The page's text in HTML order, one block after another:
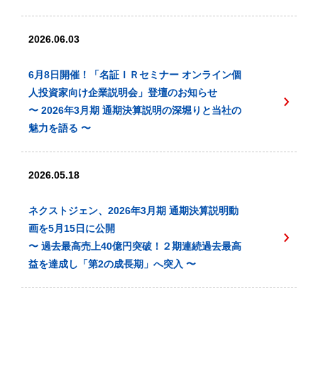
2026.06.03
6月8日開催！「名証ＩＲセミナー オンライン個
人投資家向け企業説明会」登壇のお知らせ
〜 2026年3月期 通期決算説明の深堀りと当社の
魅力を語る 〜
2026.05.18
ネクストジェン、2026年3月期 通期決算説明動
画を5月15日に公開
〜 過去最高売上40億円突破！２期連続過去最高
益を達成し「第2の成長期」へ突入 〜